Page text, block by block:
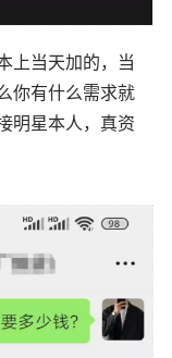
上当天加的，当
你有什么需求就
明星本人，真资